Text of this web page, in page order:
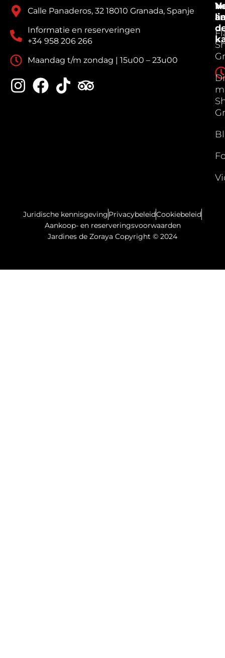
Calle Panaderos, 32 18010 Granada, Spanje
Informatie en reserveringen
+34 958 206 266
Maandag t/m zondag | 15u00 – 23u00
Juridische kennisgevingPrivacybeleidCookiebeleid
Aankoop- en reserveringsvoorwaarden
Jardines de Zoraya Copyright © 2024